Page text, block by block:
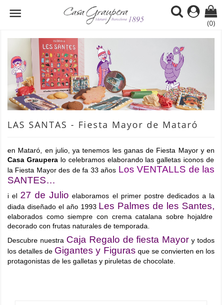

(0)
LAS SANTAS - Fiesta Mayor de Mataró
en Mataró, en julio, ya tenemos les ganas de Fiesta Mayor y en
Casa Graupera lo celebramos elaborando las galletas iconos de
la Fiesta Mayor des de fa 33 años Los VENTALLS de las
SANTES…
i el 27 de Julio elaboramos el primer postre dedicados a la
diada diseñado el año 1993 Les Palmes de les Santes,
elaborados como siempre con crema catalana sobre hojaldre
decorado con frutas naturales de temporada.
Descubre nuestra Caja Regalo de fiesta Mayor y todos
los detalles de Gigantes y Figuras que se convierten en los
protagonistas de les galletas y piruletas de chocolate.